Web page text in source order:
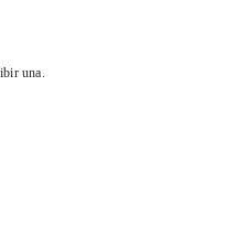
una.